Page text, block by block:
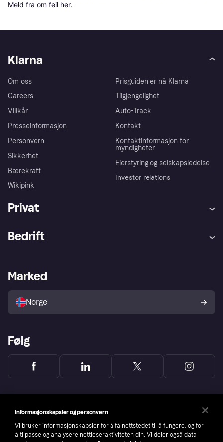
Meld fra om feil her.
Klarna
Om oss
Careers
Villkår
Presseinformasjon
Personvern
Sikkerhet
Bærekraft
Wikipink
Prisguiden er nå Klarna
Tilgjengelighet
Auto-Track
Kontakt
Kontaktinformasjon for
myndigheter
Eierstyring og selskapsledelse
Investor relations
Privat
Utforsk butikker
Bedrift
Merchant portal
Marked
Norge
Følg
Informasjonskapsler og personvern
Vi bruker informasjonskapsler for å få nettstedet til å fungere, og for
å tilpasse og analysere nettleseraktiviteten din. Vi deler også data